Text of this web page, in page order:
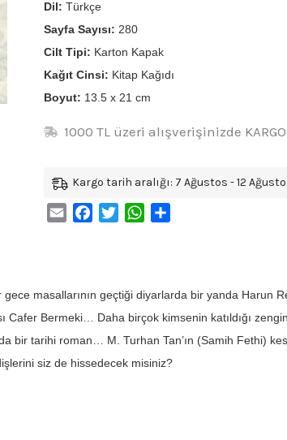
Dil: Türkçe
Sayfa Sayısı: 280
Cilt Tipi: Karton Kapak
Kağıt Cinsi: Kitap Kağıdı
Boyut: 13.5 x 21 cm
1000 TL üzeri alışverişinizde KARGO
Kargo tarih aralığı: 7 Ağustos - 12
Email FacebookTwitterWhatsApp
gece masallarının geçtiği diyarlarda bir yanda Harun
Cafer Bermeki… Daha birçok kimsenin katıldığı
bir tarihi roman… M. Turhan Tan’ın (Samih Fethi)
siz de hissedecek misiniz?